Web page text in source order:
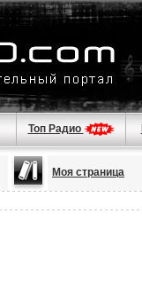
Топ Радио
Моя страница